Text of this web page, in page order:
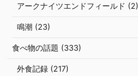
アークナイツエンドフィールド (2)
鳴潮 (23)
食べ物の話題 (333)
外食記録 (217)